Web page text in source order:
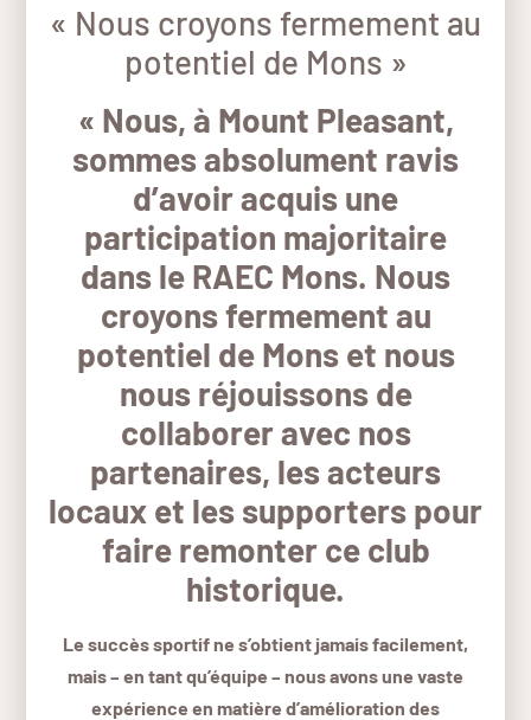
« Nous croyons fermement au
potentiel de Mons »
« Nous, à Mount Pleasant,
sommes absolument ravis
d’avoir acquis une
participation majoritaire
dans le RAEC Mons. Nous
croyons fermement au
potentiel de Mons et nous
nous réjouissons de
collaborer avec nos
partenaires, les acteurs
locaux et les supporters pour
faire remonter ce club
historique.
Le succès sportif ne s’obtient jamais facilement,
mais – en tant qu’équipe – nous avons une vaste
expérience en matière d’amélioration des